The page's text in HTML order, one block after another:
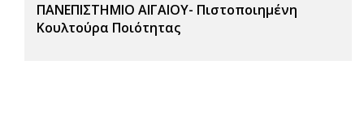
ΠΑΝΕΠΙΣΤΗΜΙΟ ΑΙΓΑΙΟΥ- Πιστοποιημένη
Κουλτούρα Ποιότητας